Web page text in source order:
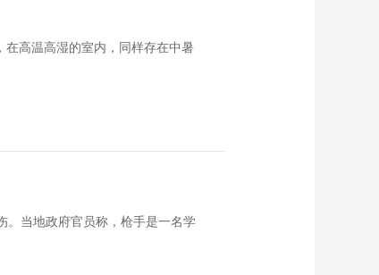
高温高湿的室内，同样存在中暑
。当地政府官员称，枪手是一名学